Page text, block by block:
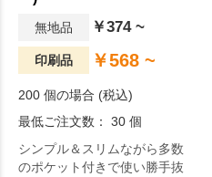
無地品 ￥374 ~
印刷品 ￥568 ~
200 個の場合 (税込)
最低ご注文数： 30 個
シンプル＆スリムながら多数
のポケット付きで使い勝手抜